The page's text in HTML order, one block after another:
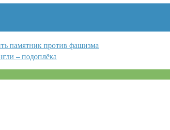
памятник против фашизма
– подоплёка